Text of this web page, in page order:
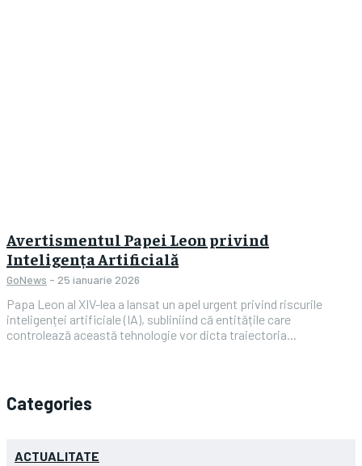
Avertismentul Papei Leon privind
Inteligența Artificială
GoNews - 25 ianuarie 2026
Papa Leon al XIV-lea a lansat un apel urgent privind riscurile
inteligenței artificiale (IA), subliniind că entitățile care
controlează această tehnologie vor dicta traiectoria...
Categories
ACTUALITATE